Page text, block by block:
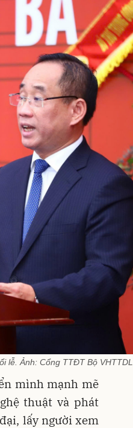
lễ. Ảnh: Cổng TTĐT Bộ VHTTDL
mình mạnh mẽ
thuật và phát
lấy người xem